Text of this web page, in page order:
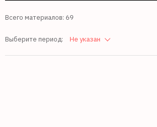
Всего материалов: 69
Выберите период: Не указан